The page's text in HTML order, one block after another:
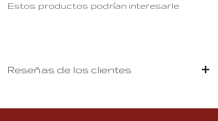
Estos productos podrían interesarle
Reseñas de los clientes